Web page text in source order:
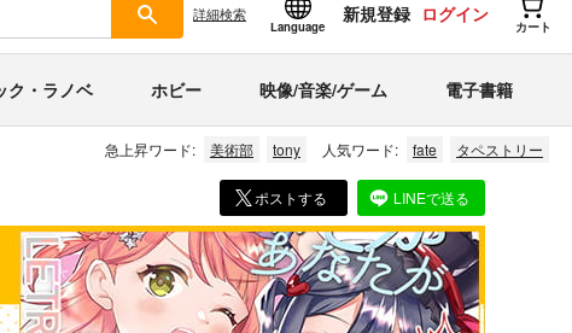
詳細検索
Language
新規登録 ログイン
カート
ク・ラノベ ホビー 映像/音楽/ゲーム 電子書籍
急上昇ワード: 美術部 tony 人気ワード: fate タペストリー
ポストする LINEで送る